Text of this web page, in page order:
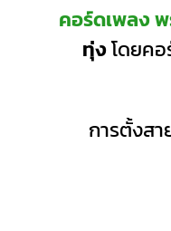
คอร์ดเพลง
ทุ่งโดยคอ
การตั้งส